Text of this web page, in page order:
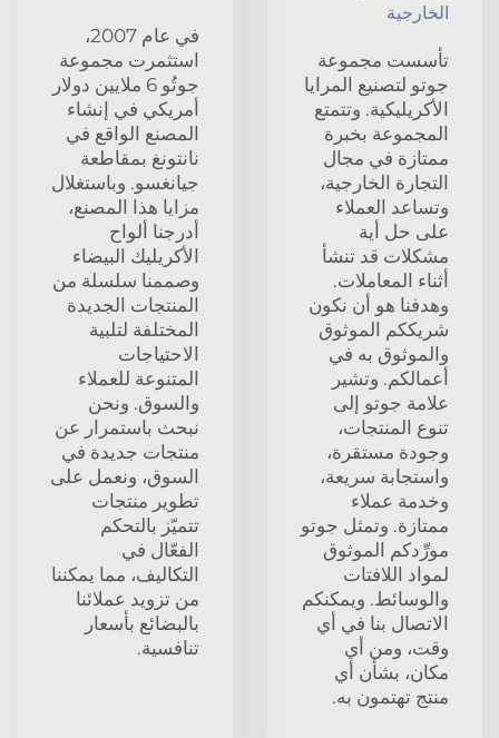
الخارجية
تأسست مجموعة
جوتو لتصنيع المرايا
الأكريليكية. وتتمتع
المجموعة بخبرة
ممتازة في مجال
التجارة الخارجية،
وتساعد العملاء
على حل أية
مشكلات قد تنشأ
أثناء المعاملات.
وهدفنا هو أن نكون
شريككم الموثوق
والموثوق به في
أعمالكم. وتشير
علامة جوتو إلى
تنوع المنتجات،
وجودة مستقرة،
واستجابة سريعة،
وخدمة عملاء
ممتازة. وتمثل جوتو
مورِّدكم الموثوق
لمواد اللافتات
والوسائط. ويمكنكم
الاتصال بنا في أي
وقت، ومن أي
مكان، بشأن أي
منتج تهتمون به.
في عام 2007،
استثمرت مجموعة
جوتُو 6 ملايين دولار
أمريكي في إنشاء
المصنع الواقع في
نانتونغ بمقاطعة
جيانغسو. وباستغلال
مزايا هذا المصنع،
أدرجنا ألواح
الأكريليك البيضاء
وصممنا سلسلة من
المنتجات الجديدة
المختلفة لتلبية
الاحتياجات
المتنوعة للعملاء
والسوق. ونحن
نبحث باستمرار عن
منتجات جديدة في
السوق، ونعمل على
تطوير منتجات
تتميّز بالتحكم
الفعّال في
التكاليف، مما يمكننا
من تزويد عملائنا
بالبضائع بأسعار
تنافسية.